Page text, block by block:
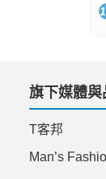
旗下媒體與
T客邦
Man’s